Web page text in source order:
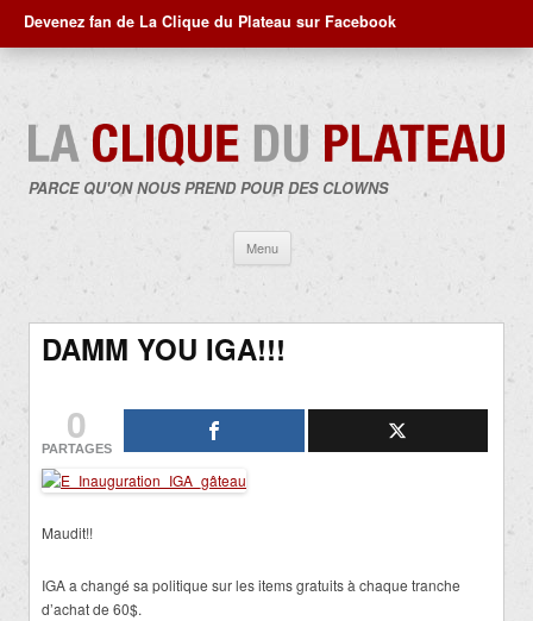
Devenez fan de La Clique du Plateau sur Facebook
PARCE QU'ON NOUS PREND POUR DES CLOWNS
Menu
contenu
DAMM YOU IGA!!!
0
PARTAGES
Maudit!!
IGA a changé sa politique sur les items gratuits à chaque tranche
d’achat de 60$.